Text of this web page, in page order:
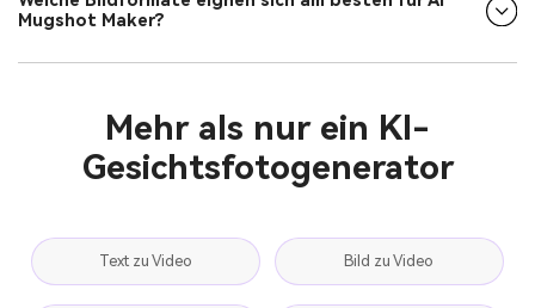
Mugshot Maker?
Mehr als nur ein KI-
Gesichtsfotogenerator
Text zu Video Bild zu Video